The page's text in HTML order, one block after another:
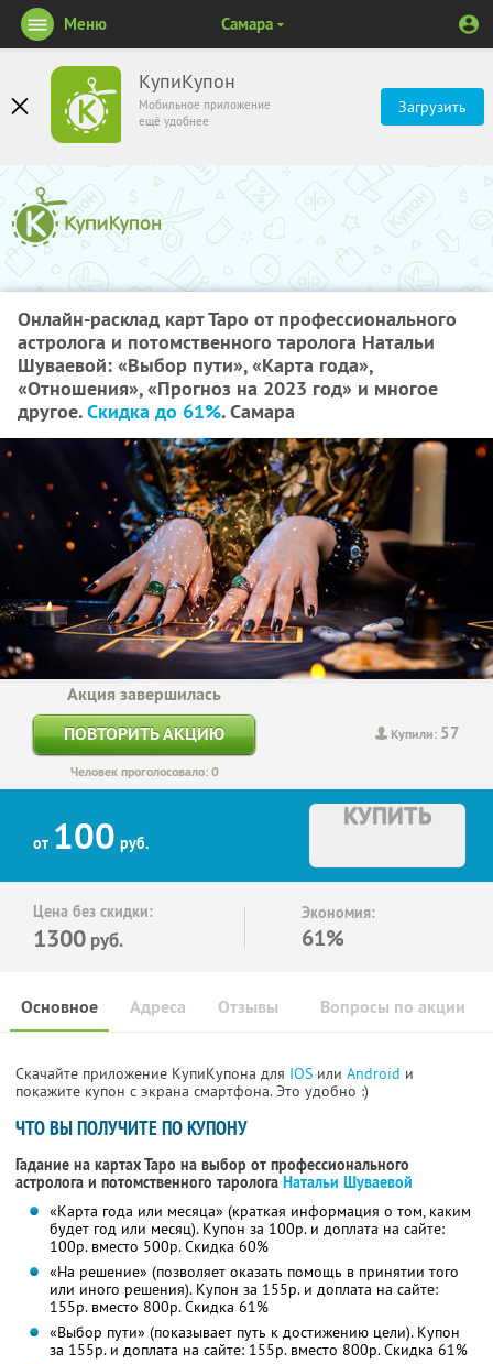
КупиКупон
Мобильное приложение
ещё удобнее
Загрузить
Меню Самара
Онлайн-расклад карт Таро от профессионального
астролога и потомственного таролога Натальи
Шуваевой: «Выбор пути», «Карта года»,
«Отношения», «Прогноз на 2023 год» и многое
другое.Скидка до 61%. Самара
Купили: 57
Акция завершилась
ПОВТОРИТЬ АКЦИЮ
Человек проголосовало: 0
от 100 руб.
КУПИТЬ
Цена без скидки:
1300 руб.
Экономия:
61%
Основное Отзывы Вопросы по акции
Адреса
Скачайте приложение КупиКупона для IOS или Android и
покажите купон с экрана смартфона. Это удобно :)
ЧТО ВЫ ПОЛУЧИТЕ ПО КУПОНУ
Гадание на картах Таро на выбор от профессионального
астролога и потомственного таролога Натальи Шуваевой
«Карта года или месяца» (краткая информация о том, каким
будет год или месяц). Купон за 100р. и доплата на сайте:
100р. вместо 500р. Скидка 60%
«На решение» (позволяет оказать помощь в принятии того
или иного решения). Купон за 155р. и доплата на сайте:
155р. вместо 800р. Скидка 61%
«Выбор пути» (показывает путь к достижению цели). Купон
за 155р. и доплата на сайте: 155р. вместо 800р. Скидка 61%